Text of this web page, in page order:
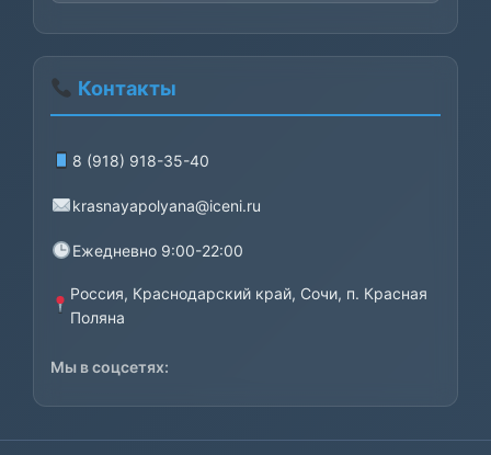
Контакты
8 (918) 918-35-40
krasnayapolyana@iceni.ru
Ежедневно 9:00-22:00
Россия, Краснодарский край, Сочи, п. Красная
Поляна
Мы в соцсетях: